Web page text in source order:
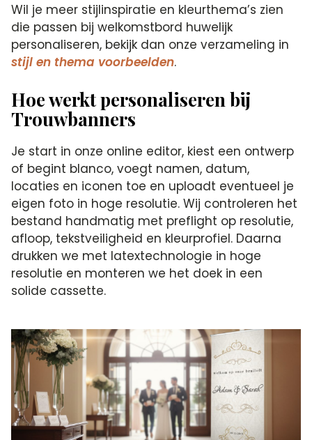
Wil je meer stijlinspiratie en kleurthema’s zien
die passen bij welkomstbord huwelijk
personaliseren, bekijk dan onze verzameling in
stijl en thema voorbeelden.
Hoe werkt personaliseren bij
Trouwbanners
Je start in onze online editor, kiest een ontwerp
of begint blanco, voegt namen, datum,
locaties en iconen toe en uploadt eventueel je
eigen foto in hoge resolutie. Wij controleren het
bestand handmatig met preflight op resolutie,
afloop, tekstveiligheid en kleurprofiel. Daarna
drukken we met latextechnologie in hoge
resolutie en monteren we het doek in een
solide cassette.